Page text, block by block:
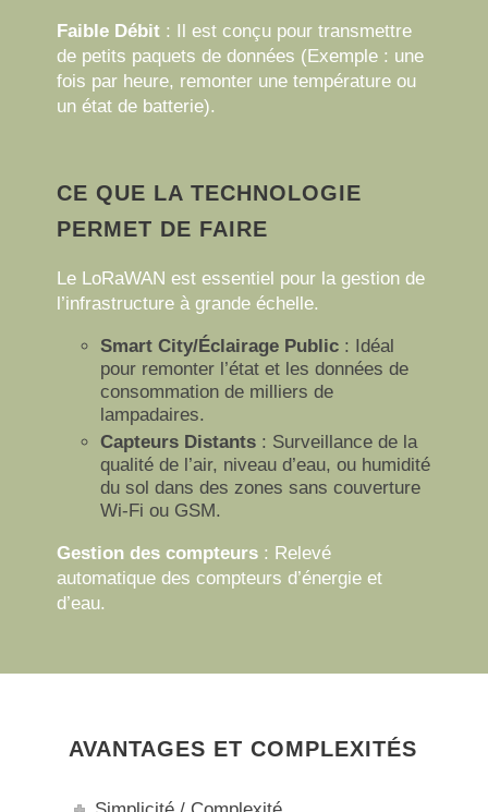
Faible Débit: Il est conçu pour transmettre
de petits paquets de données (Exemple : une
fois par heure, remonter une température ou
un état de batterie).
CE QUE LA TECHNOLOGIE
PERMET DE FAIRE
Le LoRaWAN est essentiel pour la gestion de
l’infrastructure à grande échelle.
Smart City/Éclairage Public: Idéal
pour remonter l’état et les données de
consommation de milliers de
lampadaires.
Capteurs Distants: Surveillance de la
qualité de l’air, niveau d’eau, ou humidité
du sol dans des zones sans couverture
Wi-Fi ou GSM.
Gestion des compteurs: Relevé
automatique des compteurs d’énergie et
d’eau.
AVANTAGES ET COMPLEXITÉS